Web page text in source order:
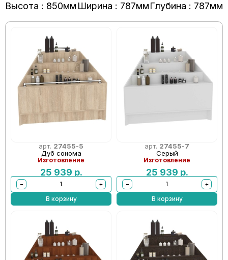
Высота : 850мм Ширина : 787ммГлубина : 787мм
арт. 27455-5
Дуб сонома
Изготовление
25 939 р.
−
+
В корзину
арт. 27455-7
Серый
Изготовление
25 939 р.
−
+
В корзину